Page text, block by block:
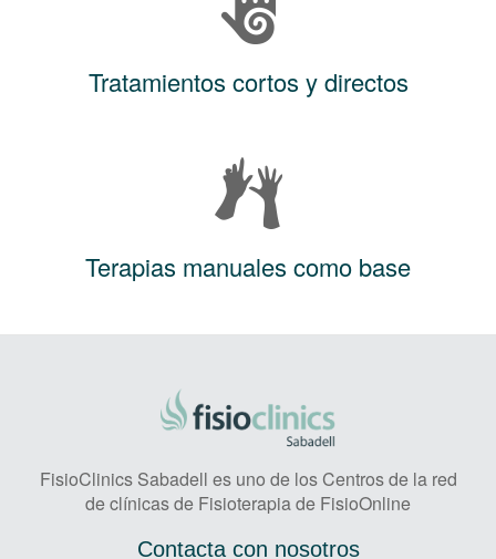
Tratamientos cortos y directos
Terapias manuales como base
FisioClinics Sabadell es uno de los Centros de la red
de clínicas de Fisioterapia de FisioOnline
Contacta con nosotros